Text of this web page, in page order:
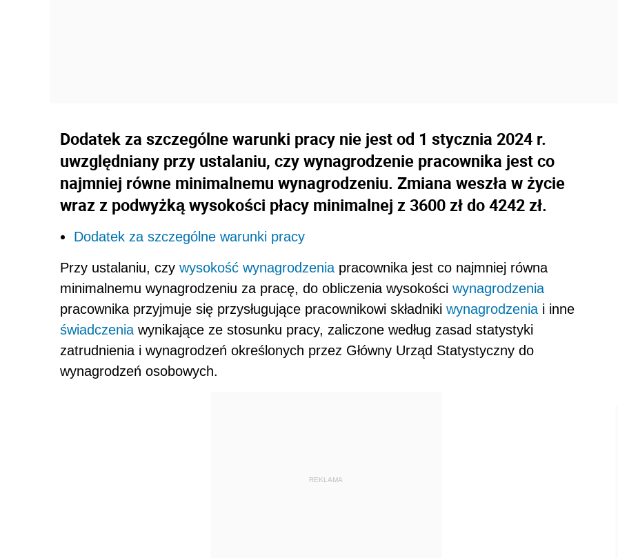
Dodatek za szczególne warunki pracy nie jest od 1 stycznia 2024 r.
uwzględniany przy ustalaniu, czy wynagrodzenie pracownika jest co
najmniej równe minimalnemu wynagrodzeniu. Zmiana weszła w życie
wraz z podwyżką wysokości płacy minimalnej z 3600 zł do 4242 zł.
Dodatek za szczególne warunki pracy
Przy ustalaniu, czy wysokość wynagrodzeniapracownika jest co najmniej równa
minimalnemu wynagrodzeniu za pracę, do obliczenia wysokości wynagrodzenia
pracownika przyjmuje się przysługujące pracownikowi składniki wynagrodzeniai inne
świadczeniawynikające ze stosunku pracy, zaliczone według zasad statystyki
zatrudnienia i wynagrodzeń określonych przez Główny Urząd Statystyczny do
wynagrodzeń osobowych.
REKLAMA